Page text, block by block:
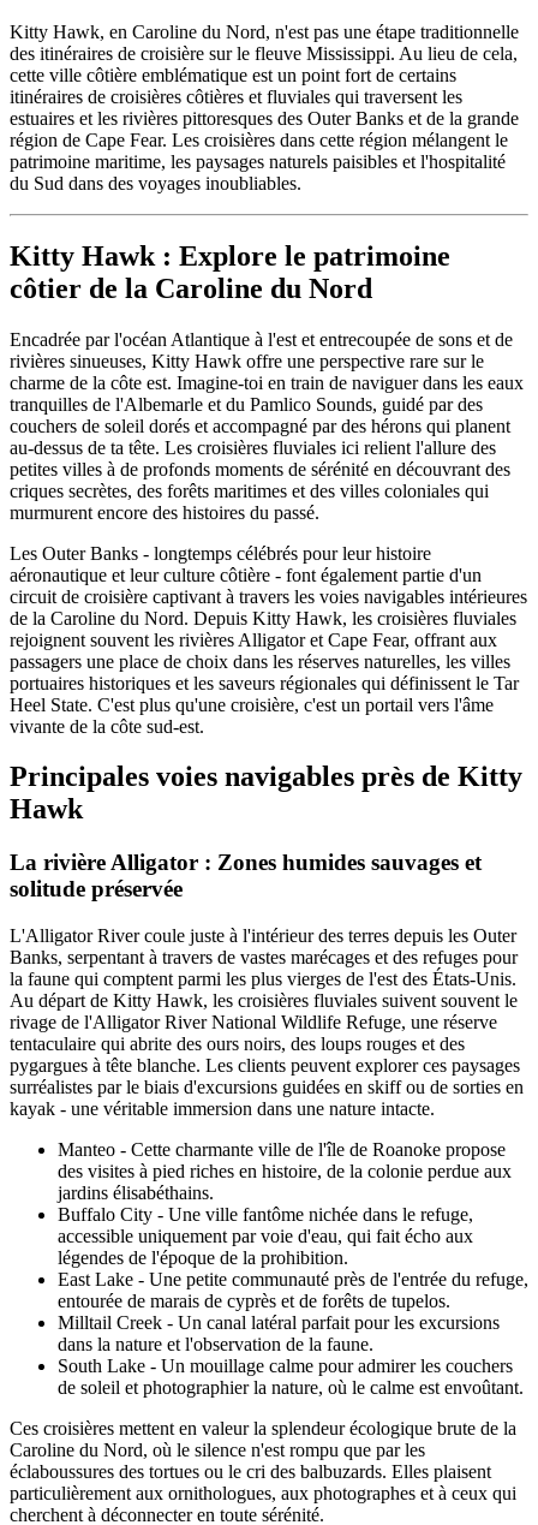
Kitty Hawk, en Caroline du Nord, n'est pas une étape traditionnelle
des itinéraires de croisière sur le fleuve Mississippi. Au lieu de cela,
cette ville côtière emblématique est un point fort de certains
itinéraires de croisières côtières et fluviales qui traversent les
estuaires et les rivières pittoresques des Outer Banks et de la grande
région de Cape Fear. Les croisières dans cette région mélangent le
patrimoine maritime, les paysages naturels paisibles et l'hospitalité
du Sud dans des voyages inoubliables.
Kitty Hawk : Explore le patrimoine
côtier de la Caroline du Nord
Encadrée par l'océan Atlantique à l'est et entrecoupée de sons et de
rivières sinueuses, Kitty Hawk offre une perspective rare sur le
charme de la côte est. Imagine-toi en train de naviguer dans les eaux
tranquilles de l'Albemarle et du Pamlico Sounds, guidé par des
couchers de soleil dorés et accompagné par des hérons qui planent
au-dessus de ta tête. Les croisières fluviales ici relient l'allure des
petites villes à de profonds moments de sérénité en découvrant des
criques secrètes, des forêts maritimes et des villes coloniales qui
murmurent encore des histoires du passé.
Les Outer Banks - longtemps célébrés pour leur histoire
aéronautique et leur culture côtière - font également partie d'un
circuit de croisière captivant à travers les voies navigables intérieures
de la Caroline du Nord. Depuis Kitty Hawk, les croisières fluviales
rejoignent souvent les rivières Alligator et Cape Fear, offrant aux
passagers une place de choix dans les réserves naturelles, les villes
portuaires historiques et les saveurs régionales qui définissent le Tar
Heel State. C'est plus qu'une croisière, c'est un portail vers l'âme
vivante de la côte sud-est.
Principales voies navigables près de Kitty
Hawk
La rivière Alligator : Zones humides sauvages et
solitude préservée
L'Alligator River coule juste à l'intérieur des terres depuis les Outer
Banks, serpentant à travers de vastes marécages et des refuges pour
la faune qui comptent parmi les plus vierges de l'est des États-Unis.
Au départ de Kitty Hawk, les croisières fluviales suivent souvent le
rivage de l'Alligator River National Wildlife Refuge, une réserve
tentaculaire qui abrite des ours noirs, des loups rouges et des
pygargues à tête blanche. Les clients peuvent explorer ces paysages
surréalistes par le biais d'excursions guidées en skiff ou de sorties en
kayak - une véritable immersion dans une nature intacte.
Manteo - Cette charmante ville de l'île de Roanoke propose
des visites à pied riches en histoire, de la colonie perdue aux
jardins élisabéthains.
Buffalo City - Une ville fantôme nichée dans le refuge,
accessible uniquement par voie d'eau, qui fait écho aux
légendes de l'époque de la prohibition.
East Lake - Une petite communauté près de l'entrée du refuge,
entourée de marais de cyprès et de forêts de tupelos.
Milltail Creek - Un canal latéral parfait pour les excursions
dans la nature et l'observation de la faune.
South Lake - Un mouillage calme pour admirer les couchers
de soleil et photographier la nature, où le calme est envoûtant.
Ces croisières mettent en valeur la splendeur écologique brute de la
Caroline du Nord, où le silence n'est rompu que par les
éclaboussures des tortues ou le cri des balbuzards. Elles plaisent
particulièrement aux ornithologues, aux photographes et à ceux qui
cherchent à déconnecter en toute sérénité.